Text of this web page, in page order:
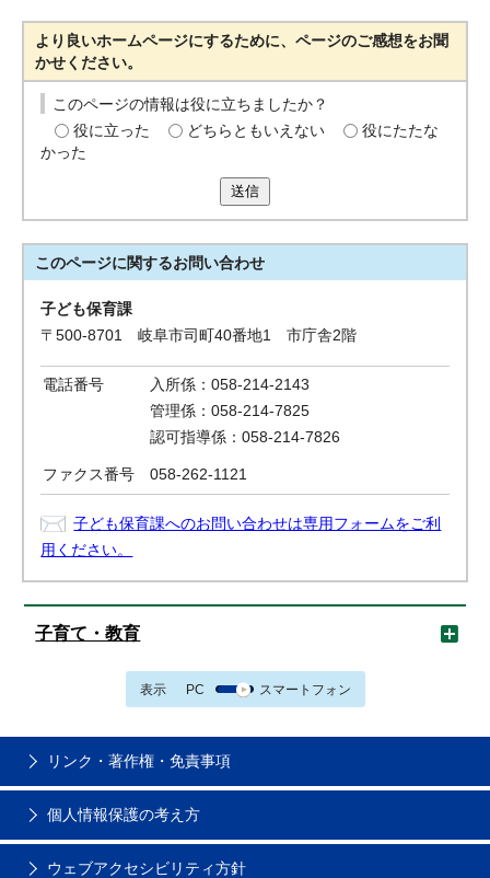
より良いホームページにするために、ページのご感想をお聞
かせください。
このページの情報は役に立ちましたか？
役に立った
どちらともいえない
役にたたな
かった
送信
このページに関するお問い合わせ
子ども保育課
〒500-8701 岐阜市司町40番地1 市庁舎2階
電話番号
入所係：058-214-2143
管理係：058-214-7825
認可指導係：058-214-7826
ファクス番号 058-262-1121
子ども保育課へのお問い合わせは専用フォームをご利
用ください。
子育て・教育
表示 PC スマートフォン
リンク・著作権・免責事項
個人情報保護の考え方
ウェブアクセシビリティ方針